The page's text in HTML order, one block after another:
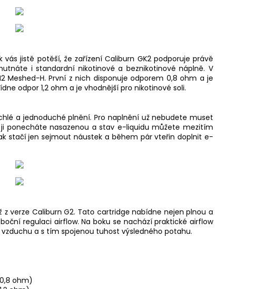
jistě potěší, že zařízení Caliburn GK2 podporuje právě
i standardní nikotinové a beznikotinové náplně. V
Meshed-H. První z nich disponuje odporem 0,8 ohm a je
odpor 1,2 ohm a je vhodnější pro nikotinové soli.
a jednoduché plnění. Pro naplnění už nebudete muset
ponecháte nasazenou a stav e-liquidu můžete mezitím
stačí jen sejmoutnáustek a během pár vteřin doplnite-
verze Caliburn G2. Tato cartridge nabídne nejen plnou a
regulaci airflow. Na boku se nachází praktické airflow
a s tím spojenou tuhost výsledného potahu.
ohm)